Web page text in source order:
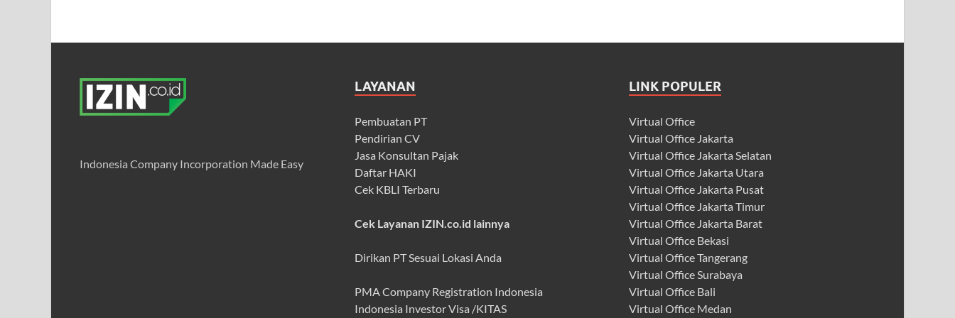
Indonesia Company Incorporation Made Easy
LAYANAN
Pembuatan PT
Pendirian CV
Jasa Konsultan Pajak
Daftar HAKI
Cek KBLI Terbaru
Cek Layanan IZIN.co.id lainnya
Dirikan PT Sesuai Lokasi Anda
PMA Company Registration Indonesia
Indonesia Investor Visa /KITAS
LINK POPULER
Virtual Office
Virtual Office Jakarta
Virtual Office Jakarta Selatan
Virtual Office Jakarta Utara
Virtual Office Jakarta Pusat
Virtual Office Jakarta Timur
Virtual Office Jakarta Barat
Virtual Office Bekasi
Virtual Office Tangerang
Virtual Office Surabaya
Virtual Office Bali
Virtual Office Medan